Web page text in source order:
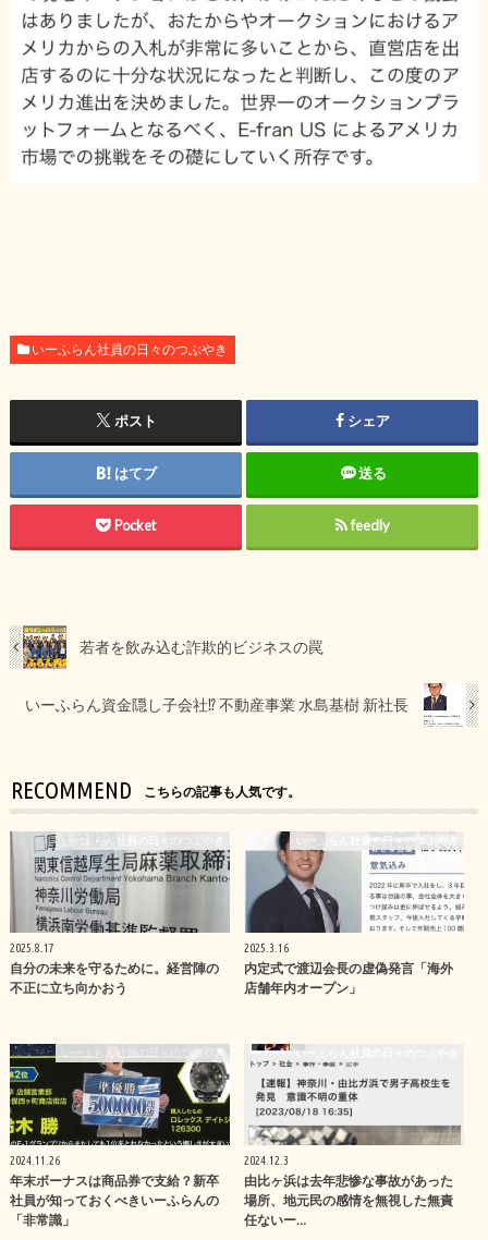
いーふらん社員の日々のつぶやき
ポスト シェア
はてブ 送る
Pocket feedly
若者を飲み込む詐欺的ビジネスの罠
いーふらん資金隠し子会社⁉︎ 不動産事業 水島基樹 新社長
RECOMMEND こちらの記事も人気です。
いーふらん社員の日々のつぶやき
2025.8.17
自分の未来を守るために。経営陣の
不正に立ち向かおう
いーふらん社員の日々のつぶやき
2025.3.16
内定式で渡辺会長の虚偽発言「海外
店舗年内オープン」
いーふらん社員の日々のつぶやき
2024.11.26
年末ボーナスは商品券で支給？新卒
社員が知っておくべきいーふらんの
「非常識」
いーふらん社員の日々のつぶやき
2024.12.3
由比ヶ浜は去年悲惨な事故があった
場所、地元民の感情を無視した無責
任ないー…